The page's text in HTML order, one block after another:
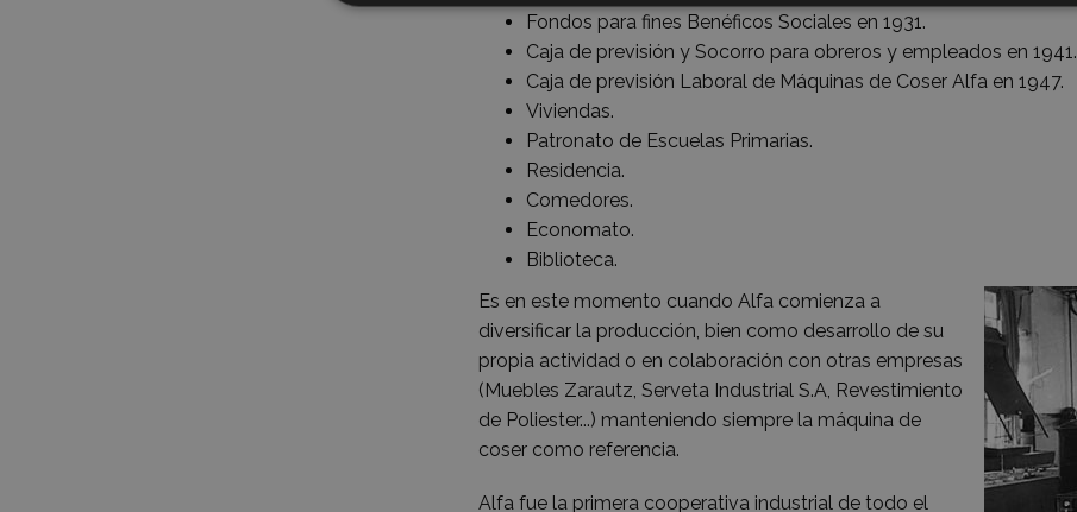
Fondos para fines Benéficos Sociales en 1931.
Caja de previsión y Socorro para obreros y empleados en 1941.
Caja de previsión Laboral de Máquinas de Coser Alfa en 1947.
Viviendas.
Patronato de Escuelas Primarias.
Residencia.
Comedores.
Economato.
Biblioteca.
Es en este momento cuando Alfa comienza a
diversificar la producción, bien como desarrollo de su
propia actividad o en colaboración con otras empresas
(Muebles Zarautz, Serveta Industrial S.A, Revestimiento
de Poliester...) manteniendo siempre la máquina de
coser como referencia.
Alfa fue la primera cooperativa industrial de todo el